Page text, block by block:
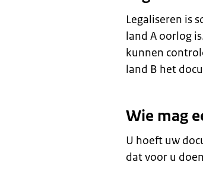
Legaliseren is
land A oorlog
kunnen
land B het
Wie mag
U hoeft uw
dat voor u